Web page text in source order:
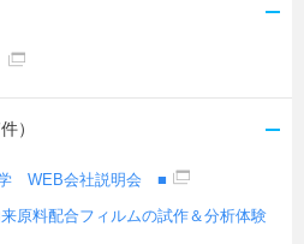
）
WEB会社説明会 ■
原料配合フィルムの試作＆分析体験